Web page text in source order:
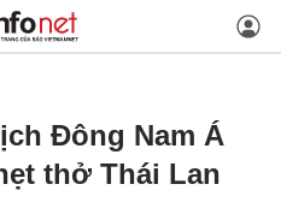
Đông Nam Á
thở Thái Lan